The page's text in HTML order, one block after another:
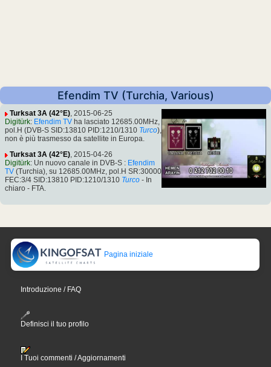
Efendim TV (Turchia, Various)
Turksat 3A (42°E), 2015-06-25
Digitürk: Efendim TV ha lasciato 12685.00MHz,
pol.H (DVB-S SID:13810 PID:1210/1310 Turco),
non è più trasmesso da satellite in Europa.
Turksat 3A (42°E), 2015-04-26
Digitürk: Un nuovo canale in DVB-S : Efendim
TV (Turchia), su 12685.00MHz, pol.H SR:30000
FEC:3/4 SID:13810 PID:1210/1310 Turco - In
chiaro - FTA.
Pagina iniziale
Introduzione / FAQ
Definisci il tuo profilo
I Tuoi commenti / Aggiornamenti